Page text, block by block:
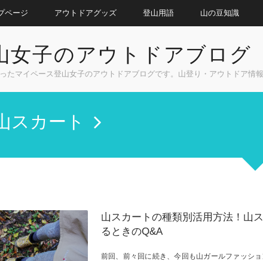
ページ アウトドアグッズ 登山用語 山の豆知識
女子のアウトドアブログ
たマイペース登山女子のアウトドアブログです。山登り・アウトドア情
スカート
山スカートの種類別活用方法！山
るときのQ&A
前回、前々回に続き、今回も山ガールファッシ